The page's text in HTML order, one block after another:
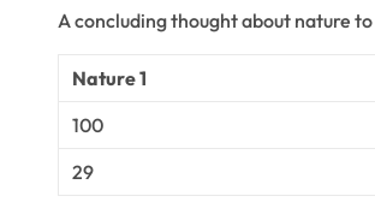
A concluding thought about nature
Nature 1
100
29